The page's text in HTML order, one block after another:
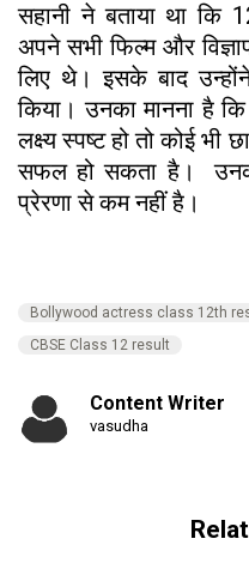
सहानी ने बताया था कि
अपने सभी फिल्म और
लिए थे। इसके बाद
किया। उनका मानना है
लक्ष्य स्पष्ट हो तो कोई
सफल हो सकता है।
प्रेरणा से कम नहीं है।
Bollywood actress class 12th
CBSE Class 12 result
Content Writer
vasudha